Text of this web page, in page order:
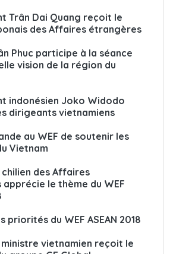
Trân Dai Quang reçoit le
des Affaires étrangères
Phuc participe à la séance
vision de la région du
indonésien Joko Widodo
dirigeants vietnamiens
au WEF de soutenir les
Vietnam
des Affaires
le thème du WEF
priorités du WEF ASEAN 2018
vietnamien reçoit le